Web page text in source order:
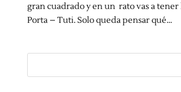
gran cuadrado y en un rato vas a
Porta – Tuti. Solo queda pensar qué...